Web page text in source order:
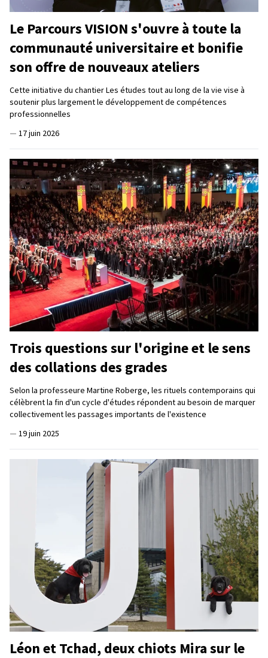
Le Parcours VISION s'ouvre à toute la
communauté universitaire et bonifie
son offre de nouveaux ateliers
Cette initiative du chantier Les études tout au long de la vie vise à
soutenir plus largement le développement de compétences
professionnelles
— 17 juin 2026
Trois questions sur l'origine et le sens
des collations des grades
Selon la professeure Martine Roberge, les rituels contemporains qui
célèbrent la fin d'un cycle d'études répondent au besoin de marquer
collectivement les passages importants de l'existence
— 19 juin 2025
Léon et Tchad, deux chiots Mira sur le